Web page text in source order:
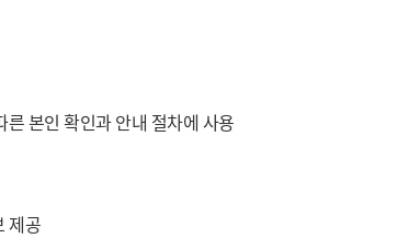
본인 확인과 안내 절차에 사용
제공